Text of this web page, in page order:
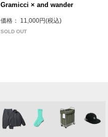
Gramicci × and wander
価格： 11,000円(税込)
SOLD OUT